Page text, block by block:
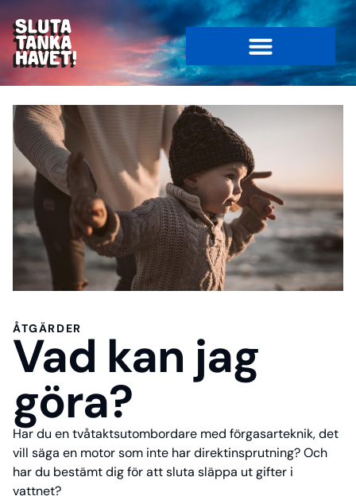
ÅTGÄRDER
Vad kan jag
göra?
Har du en tvåtaktsutombordare med förgasarteknik, det
vill säga en motor som inte har direktinsprutning? Och
har du bestämt dig för att sluta släppa ut gifter i
vattnet?